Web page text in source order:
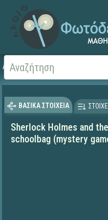
Αρχική
ΒΑΣΙΚΑ ΣΤΟΙΧΕΙΑ
Sherlock Holmes and
schoolbag (mystery